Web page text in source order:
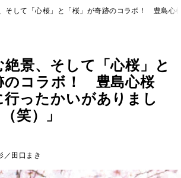
そして「心桜」と「桜」が奇跡のコラボ！ 豊島心
景、そして「心桜」と
のコラボ！ 豊島心桜
行ったかいがありまし
笑）」
田口まき